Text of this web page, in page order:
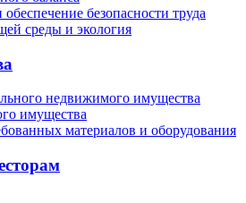
безопасности труда
среды и экология
недвижимого имущества
имущества
материалов и оборудования